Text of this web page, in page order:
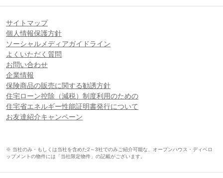
サイトマップ
個人情報保護方針
ソーシャルメディアガイドライン
よくいただく質問
お問い合わせ
企業情報
保険商品の販売に関する勧誘方針
住宅ローン控除（減税）制度利用のための
住宅省エネルギー性能証明書発行について
お友達紹介キャンペーン
※ 当社のみ・もしくは当社を含めた2～3社でのみご紹介可能な、オープンハウス・ディベロ
ップメントの物件には「当社限定物件」の記載がございます。